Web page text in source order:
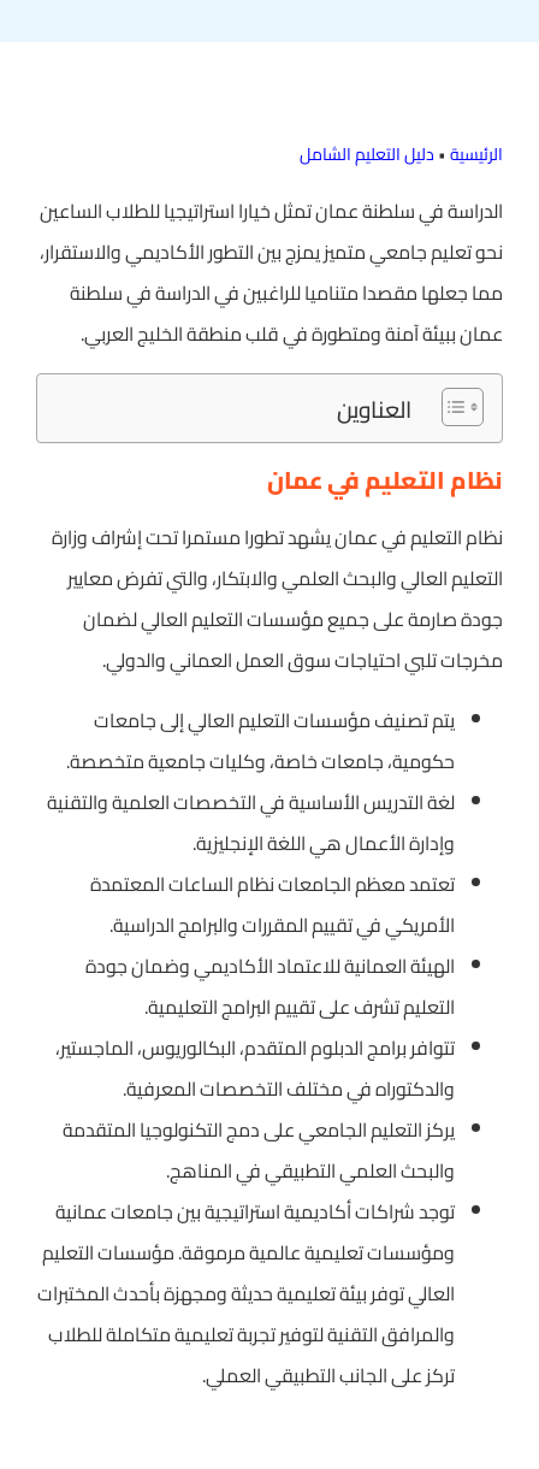
الرئيسية•دليل التعليم الشامل
الدراسة في سلطنة عمان تمثل خيارا استراتيجيا للطلاب الساعين
نحو تعليم جامعي متميز يمزج بين التطور الأكاديمي والاستقرار،
مما جعلها مقصدا متناميا للراغبين في الدراسة في سلطنة
عمان ببيئة آمنة ومتطورة في قلب منطقة الخليج العربي.
العناوين
نظام التعليم في عمان
نظام التعليم في عمان يشهد تطورا مستمرا تحت إشراف وزارة
التعليم العالي والبحث العلمي والابتكار، والتي تفرض معايير
جودة صارمة على جميع مؤسسات التعليم العالي لضمان
مخرجات تلبي احتياجات سوق العمل العماني والدولي.
يتم تصنيف مؤسسات التعليم العالي إلى جامعات
حكومية، جامعات خاصة، وكليات جامعية متخصصة.
لغة التدريس الأساسية في التخصصات العلمية والتقنية
وإدارة الأعمال هي اللغة الإنجليزية.
تعتمد معظم الجامعات نظام الساعات المعتمدة
الأمريكي في تقييم المقررات والبرامج الدراسية.
الهيئة العمانية للاعتماد الأكاديمي وضمان جودة
التعليم تشرف على تقييم البرامج التعليمية.
تتوافر برامج الدبلوم المتقدم، البكالوريوس، الماجستير،
والدكتوراه في مختلف التخصصات المعرفية.
يركز التعليم الجامعي على دمج التكنولوجيا المتقدمة
والبحث العلمي التطبيقي في المناهج.
توجد شراكات أكاديمية استراتيجية بين جامعات عمانية
ومؤسسات تعليمية عالمية مرموقة. مؤسسات التعليم
العالي توفر بيئة تعليمية حديثة ومجهزة بأحدث المختبرات
والمرافق التقنية لتوفير تجربة تعليمية متكاملة للطلاب
تركز على الجانب التطبيقي العملي.